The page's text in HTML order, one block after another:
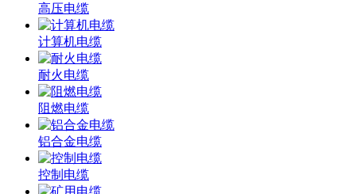
高压电缆
计算机电缆
耐火电缆
阻燃电缆
铝合金电缆
控制电缆